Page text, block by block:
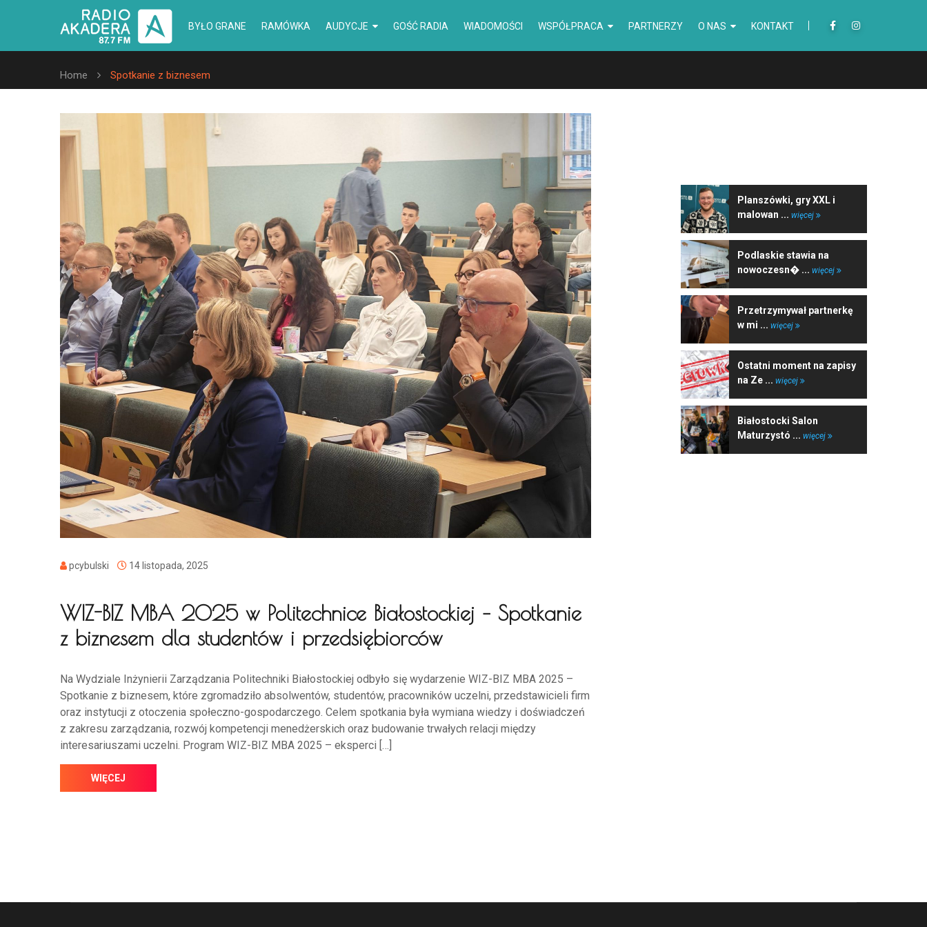
BYŁO GRANE RAMÓWKA AUDYCJE GOŚĆ RADIA WIADOMOŚCI WSPÓŁPRACA PARTNERZY O NAS KONTAKT
Home Spotkanie z biznesem
pcybulski 14 listopada, 2025
WIZ-BIZ MBA 2025 w Politechnice Białostockiej – Spotkanie
z biznesem dla studentów i przedsiębiorców
Na Wydziale Inżynierii Zarządzania Politechniki Białostockiej odbyło się wydarzenie WIZ-BIZ MBA 2025 –
Spotkanie z biznesem, które zgromadziło absolwentów, studentów, pracowników uczelni, przedstawicieli firm
oraz instytucji z otoczenia społeczno-gospodarczego. Celem spotkania była wymiana wiedzy i doświadczeń
z zakresu zarządzania, rozwój kompetencji menedżerskich oraz budowanie trwałych relacji między
interesariuszami uczelni. Program WIZ-BIZ MBA 2025 – eksperci […]
WIĘCEJ
Planszówki, gry XXL i
malowan ... więcej
Podlaskie stawia na
nowoczesn� ... więcej
Przetrzymywał partnerkę
w mi ... więcej
Ostatni moment na zapisy
na Ze ... więcej
Białostocki Salon
Maturzystó ... więcej